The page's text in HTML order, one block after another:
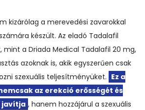
kizárólag a merevedési zavarokkal
készült. Az eladó Tadalafil
mint a Driada Medical Tadalafil 20 mg,
azoknak is, akik egyszerűen csak
szexuális teljesítményüket. Ez a
az erekció erősségét és
, hanem hozzájárul a szexuális